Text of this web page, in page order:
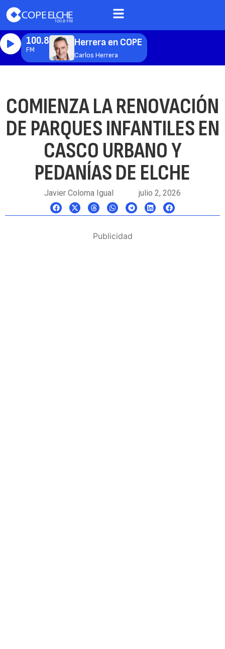
100.8
FM
Herrera en COPE
Carlos Herrera
COMIENZA LA RENOVACIÓN
DE PARQUES INFANTILES EN
CASCO URBANO Y
PEDANÍAS DE ELCHE
Javier Coloma Igual julio 2, 2026
Publicidad